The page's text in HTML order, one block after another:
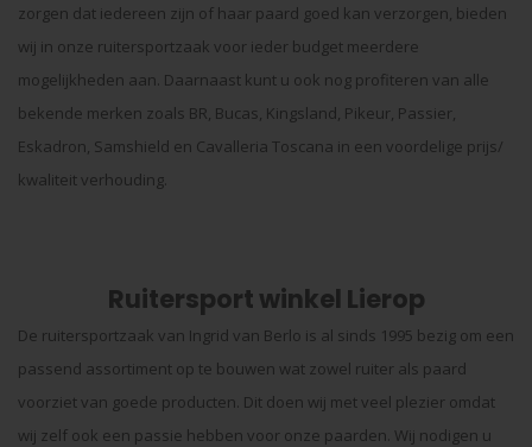
zorgen dat iedereen zijn of haar paard goed kan verzorgen, bieden
wij in onze ruitersportzaak voor ieder budget meerdere
mogelijkheden aan. Daarnaast kunt u ook nog profiteren van alle
bekende merken zoals BR, Bucas, Kingsland, Pikeur, Passier,
Eskadron, Samshield en Cavalleria Toscana in een voordelige prijs/
kwaliteit verhouding.
Ruitersport winkel Lierop
De ruitersportzaak van Ingrid van Berlo is al sinds 1995 bezig om een
passend assortiment op te bouwen wat zowel ruiter als paard
voorziet van goede producten. Dit doen wij met veel plezier omdat
wij zelf ook een passie hebben voor onze paarden. Wij nodigen u